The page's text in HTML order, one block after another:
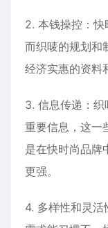
2. 本钱操控：
而织唛的规划和
经济实惠的资料
3. 信息传递：
重要信息，这一
是在快时尚品牌
更强。
4. 多样性和灵